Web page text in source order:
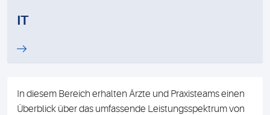
IT
In diesem Bereich erhalten Ärzte und Praxisteams einen
Überblick über das umfassende Leistungsspektrum von